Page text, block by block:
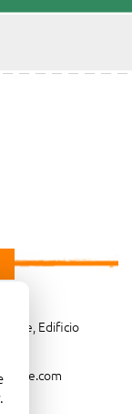
Edificio